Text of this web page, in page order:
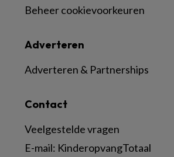
Contact
Veelgestelde vragen
E-mail: KinderopvangTotaal
Adverteren
Adverteren & Partnerships
Beheer cookievoorkeuren